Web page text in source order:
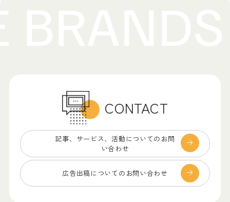
CONTACT
記事、サービス、 活動についてのお問
い合わせ
広告出稿についての お問い合わせ